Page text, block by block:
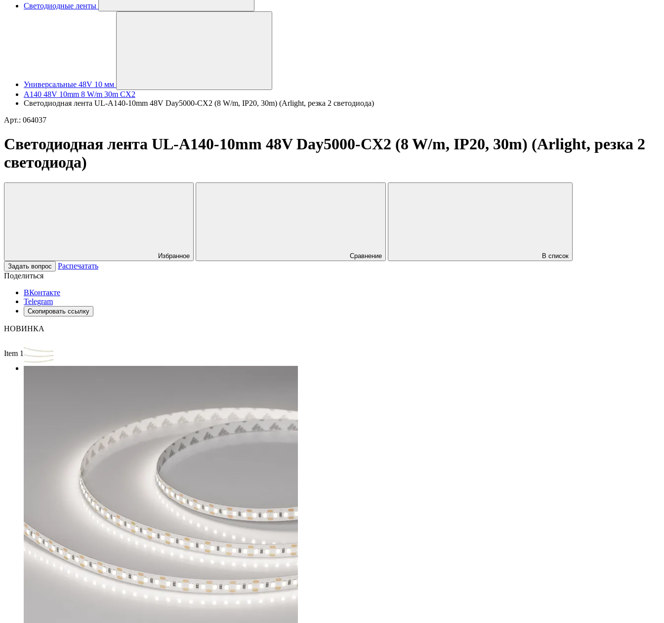
Светодиодные ленты
Универсальные 48V 10 мм
A140 48V 10mm 8 W/m 30m CX2
Светодиодная лента UL-A140-10mm 48V Day5000-CX2 (8 W/m, IP20, 30m) (Arlight, резка 2 светодиода)
Арт.: 064037
Светодиодная лента UL-A140-10mm 48V Day5000-CX2 (8 W/m, IP20, 30m) (Arlight, резка 2
светодиода)
Избранное Сравнение
В список
Задать вопрос
Распечатать
Поделиться
ВКонтакте
Telegram
Скопировать ссылку
НОВИНКА
Item 1 of 3